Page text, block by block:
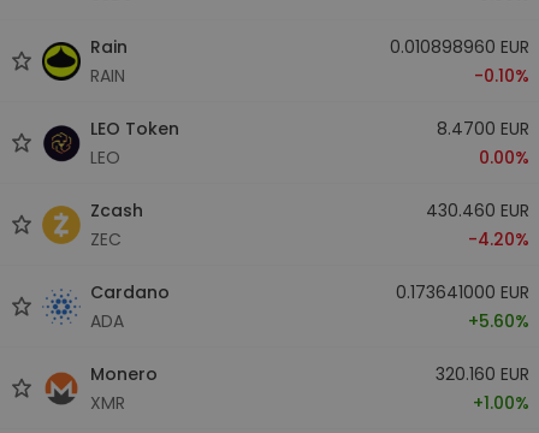
Rain
RAIN
0.010898960 EUR
-0.10%
LEO Token
LEO
8.4700 EUR
0.00%
Zcash
ZEC
430.460 EUR
-4.20%
Cardano
ADA
0.173641000 EUR
+5.60%
Monero
XMR
320.160 EUR
+1.00%